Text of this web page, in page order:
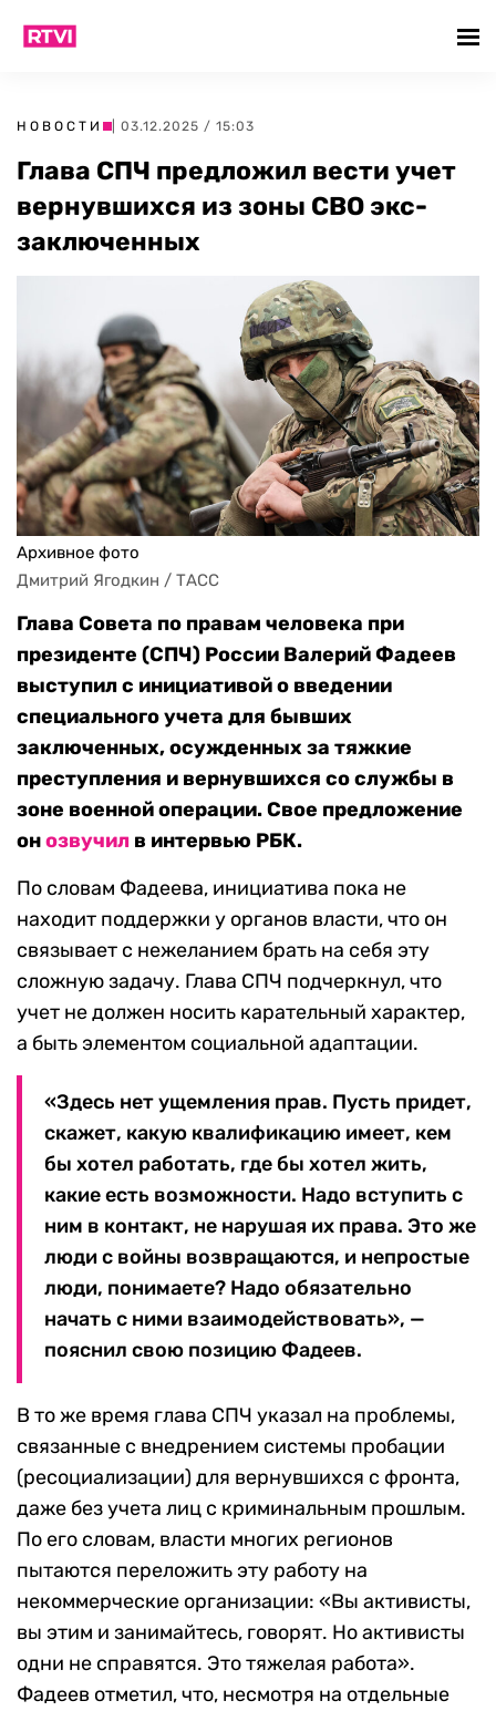
НОВОСТИ | 03.12.2025 / 15:03
Глава СПЧ предложил вести учет
вернувшихся из зоны СВО экс-
заключенных
Архивное фото
Дмитрий Ягодкин / ТАСС
Глава Совета по правам человека при
президенте (СПЧ) России Валерий Фадеев
выступил с инициативой о введении
специального учета для бывших
заключенных, осужденных за тяжкие
преступления и вернувшихся со службы в
зоне военной операции. Свое предложение
онозвучил в интервью РБК.
По словам Фадеева, инициатива пока не
находит поддержки у органов власти, что он
связывает с нежеланием брать на себя эту
сложную задачу. Глава СПЧ подчеркнул, что
учет не должен носить карательный характер,
а быть элементом социальной адаптации.
«Здесь нет ущемления прав. Пусть придет,
скажет, какую квалификацию имеет, кем
бы хотел работать, где бы хотел жить,
какие есть возможности. Надо вступить с
ним в контакт, не нарушая их права. Это же
люди с войны возвращаются, и непростые
люди, понимаете? Надо обязательно
начать с ними взаимодействовать», —
пояснил свою позицию Фадеев.
В то же время глава СПЧ указал на проблемы,
связанные с внедрением системы пробации
(ресоциализации) для вернувшихся с фронта,
даже без учета лиц с криминальным прошлым.
По его словам, власти многих регионов
пытаются переложить эту работу на
некоммерческие организации: «Вы активисты,
вы этим и занимайтесь, говорят. Но активисты
одни не справятся. Это тяжелая работа».
Фадеев отметил, что, несмотря на отдельные